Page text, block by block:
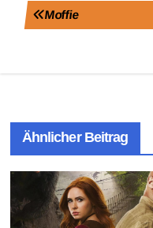
Moffie
Ähnlicher Beitrag